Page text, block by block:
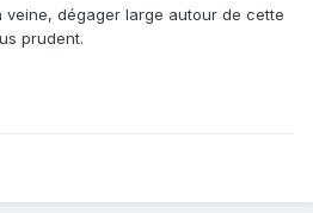
veine, dégager large autour de cette
prudent.